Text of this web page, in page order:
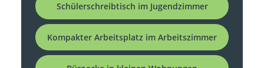
Schülerschreibtisch im Jugendzimmer
Kompakter Arbeitsplatz im Arbeitszimmer